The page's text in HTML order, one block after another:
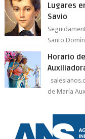
Lugares
Savio
Santo
Horario
de María